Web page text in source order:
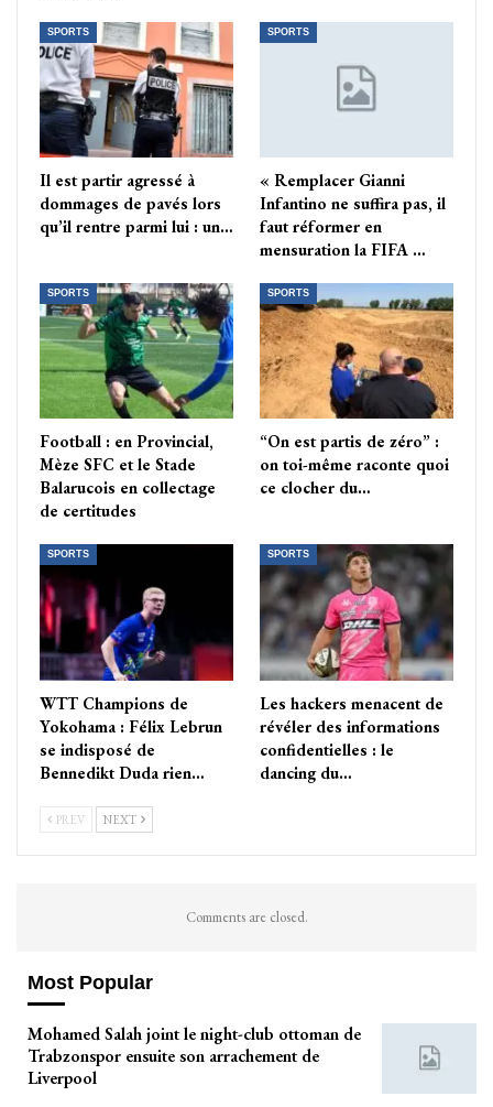
SPORTS
Il est partir agressé à
dommages de pavés lors
qu’il rentre parmi lui : un…
SPORTS
« Remplacer Gianni
Infantino ne suffira pas, il
faut réformer en
mensuration la FIFA …
SPORTS
Football : en Provincial,
Mèze SFC et le Stade
Balarucois en collectage
de certitudes
SPORTS
“On est partis de zéro” :
on toi-même raconte quoi
ce clocher du…
SPORTS
WTT Champions de
Yokohama : Félix Lebrun
se indisposé de
Bennedikt Duda rien…
SPORTS
Les hackers menacent de
révéler des informations
confidentielles : le
dancing du…
PREV NEXT
Comments are closed.
Most Popular
Mohamed Salah joint le night-club ottoman de
Trabzonspor ensuite son arrachement de
Liverpool